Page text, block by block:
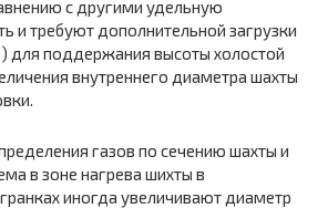
с другими удельную
и требуют дополнительной загрузки
для поддержания высоты холостой
внутреннего диаметра шахты
газов по сечению шахты и
в зоне нагрева шихты в
иногда увеличивают диаметр